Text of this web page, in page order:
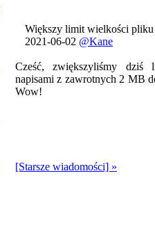
Większy limit wielkości pliku
2021-06-02 @Kane
Cześć, zwiększyliśmy
napisami z zawrotnych 2 MB
Wow!
[Starsze wiadomości] »